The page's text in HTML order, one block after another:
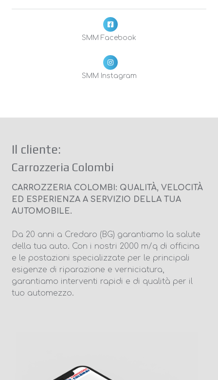
SMM Facebook
SMM Instagram
Il cliente:
Carrozzeria Colombi
CARROZZERIA COLOMBI: QUALITÀ, VELOCITÀ
ED ESPERIENZA A SERVIZIO DELLA TUA
AUTOMOBILE.
Da 20 anni a Credaro (BG) garantiamo la salute
della tua auto. Con i nostri 2000 m/q di officina
e le postazioni specializzate per le principali
esigenze di riparazione e verniciatura,
garantiamo interventi rapidi e di qualità per il
tuo automezzo.